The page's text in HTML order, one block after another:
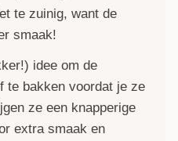
te zuinig, want de
smaak!
idee om de
te bakken voordat je ze
ze een knapperige
extra smaak en